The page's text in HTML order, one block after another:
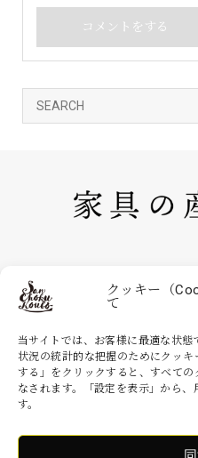
クッキー（
て
当サイトでは、お客様に最適な状
状況の統計的な把握のためにクッ
する」をクリックすると、すべて
なされます。「設定を表示」から
す。
家具の産直工房 大川本店は、株
ョッピングサイトです。家具・イ
Copyright ©家具の産直工房